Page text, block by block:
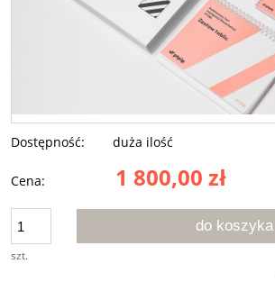
Dostępność: duża ilość
Cena: 1 800,00 zł
szt.
do koszyka